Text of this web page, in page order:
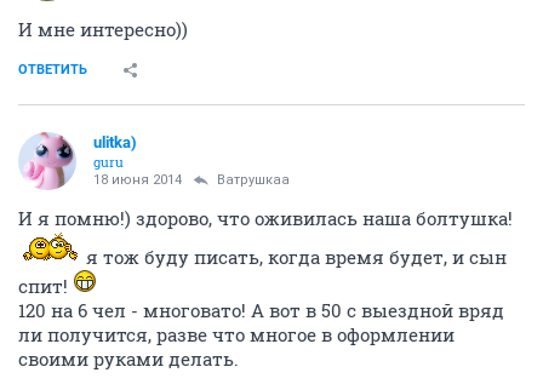
И мне интересно))
ОТВЕТИТЬ
ulitka)
guru
18 июня 2014 Ватрушкаа
И я помню!) здорово, что оживилась наша болтушка!
я тож буду писать, когда время будет, и сын
спит!
120 на 6 чел - многовато! А вот в 50 с выездной вряд
ли получится, разве что многое в оформлении
своими руками делать.